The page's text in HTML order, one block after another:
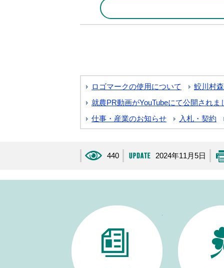
ロゴマークの使用について
鮫川村
就農PR動画がYouTubeにて公開されま
仕事・産業のお知らせ
入札・契約
440 2024年11月5日
生活・手続き